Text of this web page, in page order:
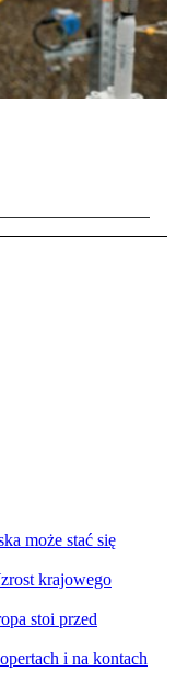
może stać się
krajowego
stoi przed
i na kontach